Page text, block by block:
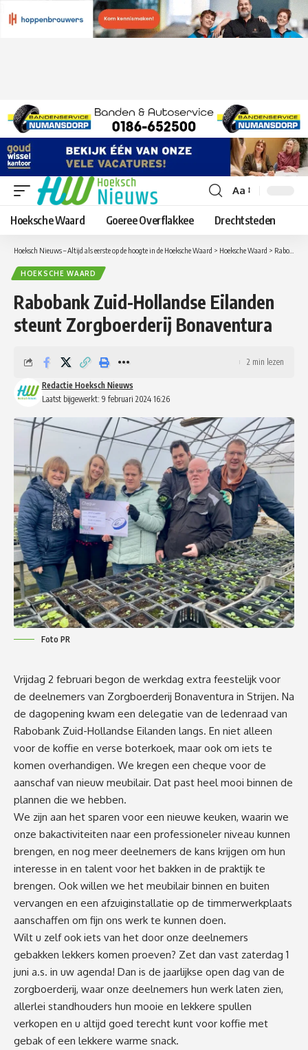
Lettergrootte
aanpassen
Aa
Hoeksche Waard Goeree Overflakkee Drechtsteden
Hoeksch Nieuws – Altijd als eerste op de hoogte in de Hoeksche Waard > Hoeksche Waard > Rabobank Zuid-Hollandse Eilanden steunt Zorgboerderij Bonaventura
HOEKSCHE WAARD
Rabobank Zuid-Hollandse Eilanden
steunt Zorgboerderij Bonaventura
Laatst bijgewerkt: 9 februari 2024 16:26
Redactie Hoeksch Nieuws
2 min lezen
Foto PR
Vrijdag 2 februari begon de werkdag extra feestelijk voor
de deelnemers van Zorgboerderij Bonaventura in Strijen. Na
de dagopening kwam een delegatie van de ledenraad van
Rabobank Zuid-Hollandse Eilanden langs. En niet alleen
voor de koffie en verse boterkoek, maar ook om iets te
komen overhandigen. We kregen een cheque voor de
aanschaf van nieuw meubilair. Dat past heel mooi binnen de
plannen die we hebben.
We zijn aan het sparen voor een nieuwe keuken, waarin we
onze bakactiviteiten naar een professioneler niveau kunnen
brengen, en nog meer deelnemers de kans krijgen om hun
interesse in en talent voor het bakken in de praktijk te
brengen. Ook willen we het meubilair binnen en buiten
vervangen en een afzuiginstallatie op de timmerwerkplaats
aanschaffen om fijn ons werk te kunnen doen.
Wilt u zelf ook iets van het door onze deelnemers
gebakken lekkers komen proeven? Zet dan vast zaterdag 1
juni a.s. in uw agenda! Dan is de jaarlijkse open dag van de
zorgboerderij, waar onze deelnemers hun werk laten zien,
allerlei standhouders hun mooie en lekkere spullen
verkopen en u altijd goed terecht kunt voor koffie met
gebak of een lekkere warme snack.